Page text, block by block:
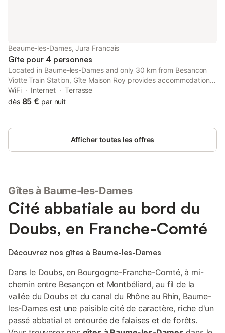
Beaume-les-Dames, Jura Francais
Gîte pour 4 personnes
Located in Baume-les-Dames and only 30 km from Besancon
Viotte Train Station, Gîte Maison Roy provides accommodation
with river views, free WiFi and free private parking. Situated 35
km from Micropolis, the property features a garden.
WiFi Internet
Terrasse
dès 85 € par nuit
Afficher toutes les offres
Gîtes à Baume-les-Dames
Cité abbatiale au bord du
Doubs, en Franche-Comté
Découvrez nos gîtes à Baume-les-Dames
Dans le Doubs, en Bourgogne-Franche-Comté, à mi-
chemin entre Besançon et Montbéliard, au fil de la
vallée du Doubs et du canal du Rhône au Rhin, Baume-
les-Dames est une paisible cité de caractère, riche d'un
passé abbatial et entourée de falaises et de forêts.